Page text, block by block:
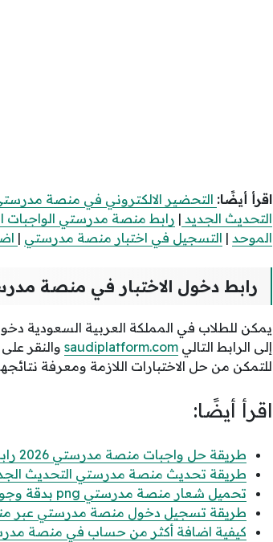
اقرأ أيضًا: التحضير الالكتروني في منصة
التحديث الجديد | رابط منصة مدرستي الواجبات
الموحد | التسجيل في اختبار منصة مدرستي |
رابط دخول الاختبار في منصة
يمكن للطلاب في المملكة العربية السعودية
إلى الرابط التالي saudiplatform.com والنقر
للتمكن من حل الاختبارات اللازمة ومعرفة
اقرأ أيضًا:
طريقة حل واجبات منصة مدرستي 2026 رابط واجباتي مدرستي
طريقة تحديث منصة مدرستي التحديث الجديد
تحميل شعار منصة مدرستي png بدقة وجودة عالية 2026
طريقة تسجيل دخول منصة مدرستي عبر
كيفية اضافة أكثر من حساب في منصة